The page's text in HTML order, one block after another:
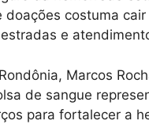
doações costuma
e
Marcos
de sangue
para fortalecer a